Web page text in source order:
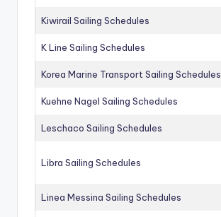
Kiwirail Sailing Schedules
K Line Sailing Schedules
Korea Marine Transport Sailing Schedules
Kuehne Nagel Sailing Schedules
Leschaco Sailing Schedules
Libra Sailing Schedules
Linea Messina Sailing Schedules